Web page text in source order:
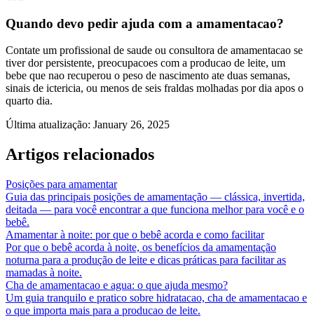
Quando devo pedir ajuda com a amamentacao?
Contate um profissional de saude ou consultora de amamentacao se
tiver dor persistente, preocupacoes com a producao de leite, um
bebe que nao recuperou o peso de nascimento ate duas semanas,
sinais de ictericia, ou menos de seis fraldas molhadas por dia apos o
quarto dia.
Última atualização: January 26, 2025
Artigos relacionados
Posições para amamentar
Guia das principais posições de amamentação — clássica, invertida,
deitada — para você encontrar a que funciona melhor para você e o
bebê.
Amamentar à noite: por que o bebê acorda e como facilitar
Por que o bebê acorda à noite, os benefícios da amamentação
noturna para a produção de leite e dicas práticas para facilitar as
mamadas à noite.
Cha de amamentacao e agua: o que ajuda mesmo?
Um guia tranquilo e pratico sobre hidratacao, cha de amamentacao e
o que importa mais para a producao de leite.